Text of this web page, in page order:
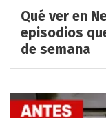
Qué ver en
episodios
de semana